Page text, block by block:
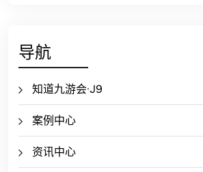
导航
知道九游会·J9
案例中心
资讯中心